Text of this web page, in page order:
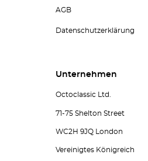
AGB
Datenschutzerklärung
Unternehmen
Octoclassic Ltd.
71-75 Shelton Street
WC2H 9JQ London
Vereinigtes Königreich